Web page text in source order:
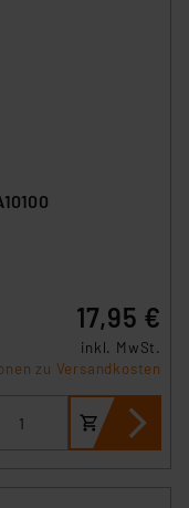
17,95 €
inkl. MwSt.
zu Versandkosten